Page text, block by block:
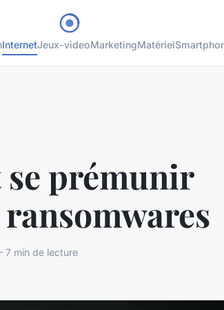
InternetJeux-videoMarketingMatériel
prémunir
min de lecture